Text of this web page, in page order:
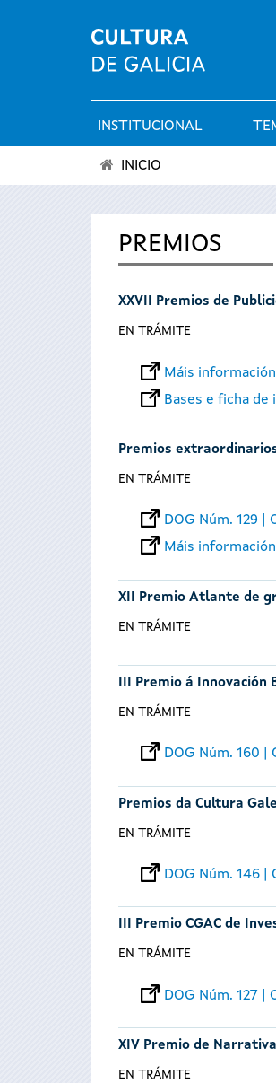
Menú
principal
INSTITUCIONAL
está
INICIO
PREMIOS
XXVII Premios de
EN TRÁMITE
Máis información
Bases e ficha de
Premios
EN TRÁMITE
DOG Núm. 129 |
Máis información
XII Premio Atlante de
EN TRÁMITE
III Premio á
EN TRÁMITE
DOG Núm. 160 |
Premios da Cultura
EN TRÁMITE
DOG Núm. 146 |
III Premio CGAC de
EN TRÁMITE
DOG Núm. 127 |
XIV Premio de
EN TRÁMITE